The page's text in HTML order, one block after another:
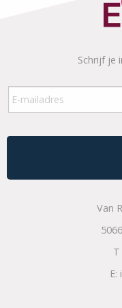
Schrijf je
E-
mailadres
*
Van
T
E: